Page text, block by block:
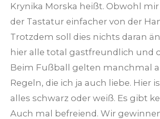
Krynika Morska heißt. Obwohl
der Tastatur einfacher von der
Trotzdem soll dies nichts daran
hier alle total gastfreundlich und
Beim Fußball gelten manchmal
Regeln, die ich ja auch liebe. Hier
alles schwarz oder weiß. Es gibt
Auch mal befreiend. Wir